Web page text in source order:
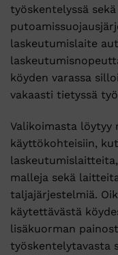
työskentelyssä
laskeutumislaite
köyden varassa
vakaasti tietyssä
Valikoimasta löytyy
käyttökohteisiin,
malleja sekä
taljajärjestelmiä.
käytettävästä
lisäkuorman
työskentelytavasta